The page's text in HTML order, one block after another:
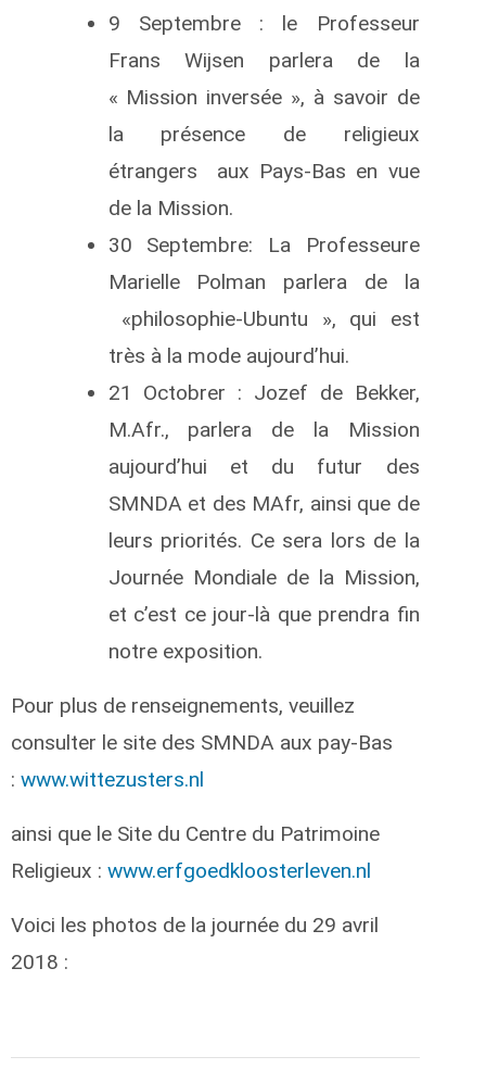
9 Septembre : le Professeur
Frans Wijsen parlera de la
« Mission inversée », à savoir de
la présence de religieux
étrangers aux Pays-Bas en vue
de la Mission.
30 Septembre: La Professeure
Marielle Polman parlera de la
«philosophie-Ubuntu », qui est
très à la mode aujourd’hui.
21 Octobrer : Jozef de Bekker,
M.Afr., parlera de la Mission
aujourd’hui et du futur des
SMNDA et des MAfr, ainsi que de
leurs priorités. Ce sera lors de la
Journée Mondiale de la Mission,
et c’est ce jour-là que prendra fin
notre exposition.
Pour plus de renseignements, veuillez
consulter le site des SMNDA aux pay-Bas
: www.wittezusters.nl
ainsi que le Site du Centre du Patrimoine
Religieux : www.erfgoedkloosterleven.nl
Voici les photos de la journée du 29 avril
2018 :